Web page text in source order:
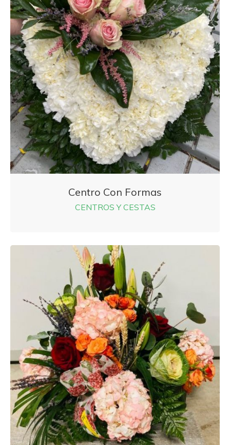
Centro Con Formas
CENTROS Y CESTAS